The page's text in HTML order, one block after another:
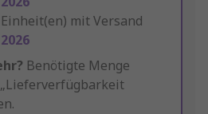
Einheit(en) mit Versand
Benötigte Menge